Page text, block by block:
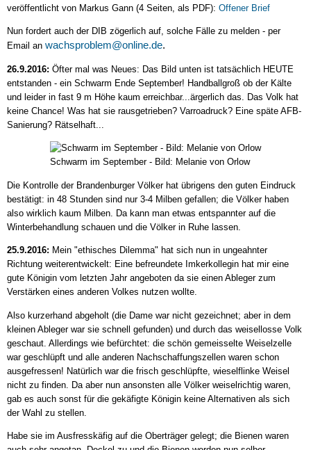
veröffentlicht von Markus Gann (4 Seiten, als PDF): Offener Brief
Nun fordert auch der DIB zögerlich auf, solche Fälle zu melden - per
Email an wachsproblem@online.de.
26.9.2016: Öfter mal was Neues: Das Bild unten ist tatsächlich HEUTE
entstanden - ein Schwarm Ende September! Handballgroß ob der Kälte
und leider in fast 9 m Höhe kaum erreichbar...ärgerlich das. Das Volk hat
keine Chance! Was hat sie rausgetrieben? Varroadruck? Eine späte AFB-
Sanierung? Rätselhaft...
Schwarm im September - Bild: Melanie von Orlow
Die Kontrolle der Brandenburger Völker hat übrigens den guten Eindruck
bestätigt: in 48 Stunden sind nur 3-4 Milben gefallen; die Völker haben
also wirklich kaum Milben. Da kann man etwas entspannter auf die
Winterbehandlung schauen und die Völker in Ruhe lassen.
25.9.2016: Mein "ethisches Dilemma" hat sich nun in ungeahnter
Richtung weiterentwickelt: Eine befreundete Imkerkollegin hat mir eine
gute Königin vom letzten Jahr angeboten da sie einen Ableger zum
Verstärken eines anderen Volkes nutzen wollte.
Also kurzerhand abgeholt (die Dame war nicht gezeichnet; aber in dem
kleinen Ableger war sie schnell gefunden) und durch das weisellosse Volk
geschaut. Allerdings wie befürchtet: die schön gemeisselte Weiselzelle
war geschlüpft und alle anderen Nachschaffungszellen waren schon
ausgefressen! Natürlich war die frisch geschlüpfte, wieselflinke Weisel
nicht zu finden. Da aber nun ansonsten alle Völker weiselrichtig waren,
gab es auch sonst für die gekäfigte Königin keine Alternativen als sich
der Wahl zu stellen.
Habe sie im Ausfresskäfig auf die Oberträger gelegt; die Bienen waren